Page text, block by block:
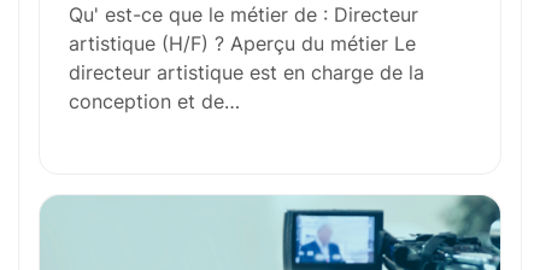
N’attendez plus !
Déposez votre
candidature
Votre nom
Qu' est-ce que le métier de : Directeur
artistique (H/F) ? Aperçu du métier Le
directeur artistique est en charge de la
conception et de…